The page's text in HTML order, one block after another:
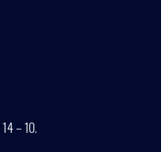
14 – 10.